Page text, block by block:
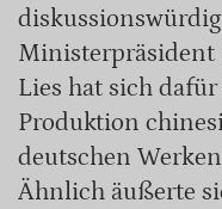
Ministerpräsident
Lies hat sich
Produktion
deutschen
Ähnlich äußerte